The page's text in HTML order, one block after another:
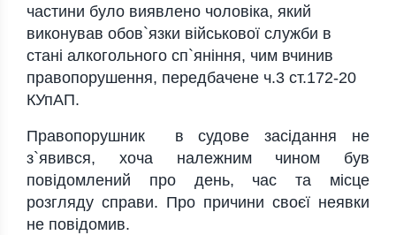
частини було виявлено чоловіка, який
виконував обов`язки військової служби в
стані алкогольного сп`яніння, чим вчинив
правопорушення, передбачене ч.3 ст.172-20
КУпАП.
Правопорушник в судове засідання не
з`явився, хоча належним чином був
повідомлений про день, час та місце
розгляду справи. Про причини своєї неявки
не повідомив.